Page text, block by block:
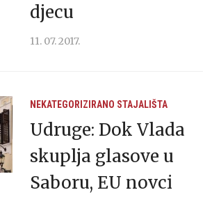
djecu
11. 07. 2017.
NEKATEGORIZIRANO STAJALIŠTA
Udruge: Dok Vlada
skuplja glasove u
Saboru, EU novci